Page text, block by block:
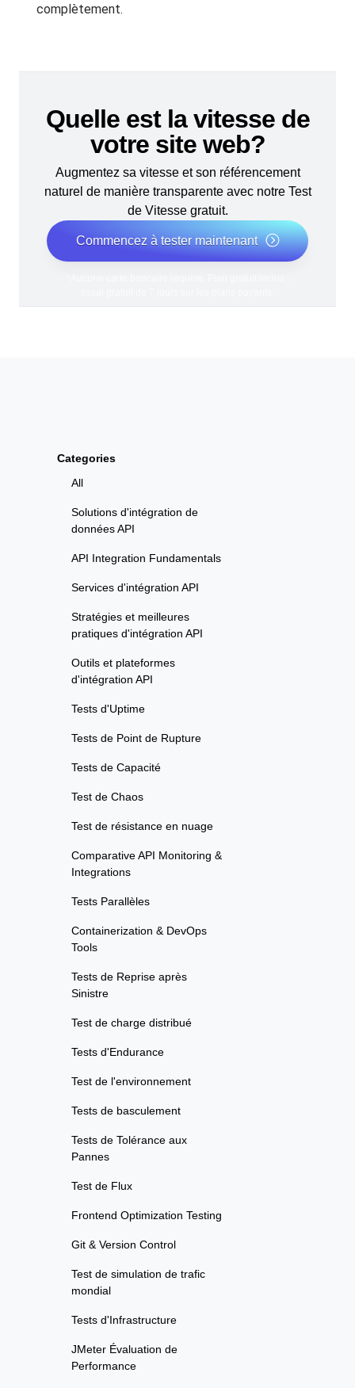
complètement.
Quelle est la vitesse de
votre site web?
Augmentez sa vitesse et son référencement
naturel de manière transparente avec notre Test
de Vitesse gratuit.
Commencez à tester maintenant
Categories
All
Solutions d'intégration de
données API
API Integration Fundamentals
Services d'intégration API
Stratégies et meilleures
pratiques d'intégration API
Outils et plateformes
d'intégration API
Tests d'Uptime
Tests de Point de Rupture
Tests de Capacité
Test de Chaos
Test de résistance en nuage
Comparative API Monitoring &
Integrations
Tests Parallèles
Containerization & DevOps
Tools
Tests de Reprise après
Sinistre
Test de charge distribué
Tests d'Endurance
Test de l'environnement
Tests de basculement
Tests de Tolérance aux
Pannes
Test de Flux
Frontend Optimization Testing
Git & Version Control
Test de simulation de trafic
mondial
Tests d'Infrastructure
JMeter Évaluation de
Performance